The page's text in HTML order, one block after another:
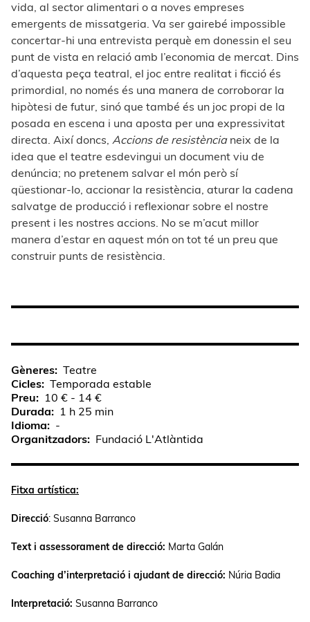
vida, al sector alimentari o a noves empreses
emergents de missatgeria. Va ser gairebé impossible
concertar-hi una entrevista perquè em donessin el seu
punt de vista en relació amb l’economia de mercat. Dins
d’aquesta peça teatral, el joc entre realitat i ficció és
primordial, no només és una manera de corroborar la
hipòtesi de futur, sinó que també és un joc propi de la
posada en escena i una aposta per una expressivitat
directa. Així doncs, Accions de resistèncianeix de la
idea que el teatre esdevingui un document viu de
denúncia; no pretenem salvar el món però sí
qüestionar-lo, accionar la resistència, aturar la cadena
salvatge de producció i reflexionar sobre el nostre
present i les nostres accions. No se m’acut millor
manera d’estar en aquest món on tot té un preu que
construir punts de resistència.
Gèneres Teatre
Cicles Temporada estable
Preu
10 € - 14 €
Durada
1 h 25 min
Idioma
-
Organitzadors
Fundació L'Atlàntida
Fitxa artística:
Direcció: Susanna Barranco
Text i assessorament de direcció: Marta Galán
Coaching d’interpretació i ajudant de direcció: Núria Badia
Interpretació: Susanna Barranco